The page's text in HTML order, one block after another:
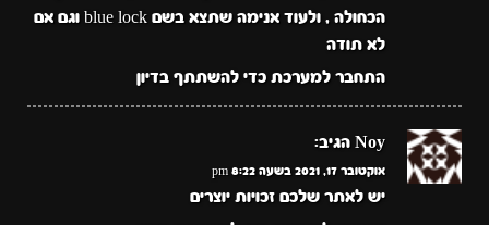
הכחולה , ולעוד אנימה שתצא בשם blue lock וגם אם
לא תודה
התחבר למערכת כדי להשתתף בדיון
Noy הגיב:
אוקטובר 17, 2021 בשעה 8:22 pm
יש לאתר שלכם זכויות יוצרים